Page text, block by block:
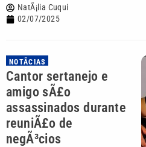
NatÃ¡lia Cuqui
02/07/2025
NOTÃ­CIAS
Cantor sertanejo e
amigo sÃ£o
assassinados durante
reuniÃ£o de
negÃ³cios